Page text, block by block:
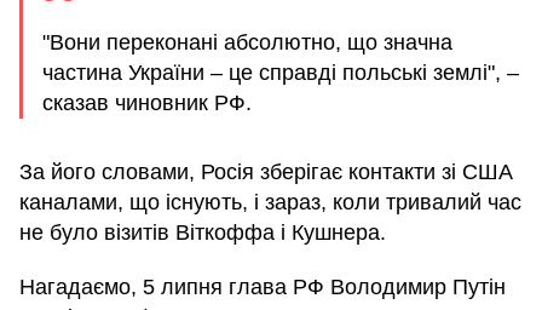
"Вони переконані абсолютно, що значна
частина України – це справді польські землі", –
сказав чиновник РФ.
За його словами, Росія зберігає контакти зі США
каналами, що існують, і зараз, коли тривалий час
не було візитів Віткоффа і Кушнера.
Нагадаємо, 5 липня глава РФ Володимир Путін